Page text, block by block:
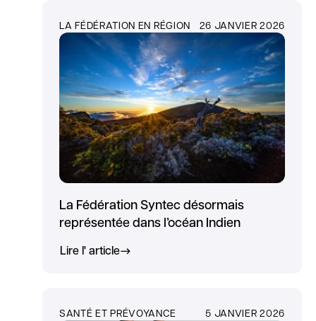
LA FÉDÉRATION EN RÉGION 26 JANVIER 2026
La Fédération Syntec désormais
représentée dans l’océan Indien
Lire l' article
SANTÉ ET PRÉVOYANCE 5 JANVIER 2026